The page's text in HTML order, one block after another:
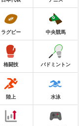
ラグビー 中央競馬
格闘技 バドミントン
陸上 水泳